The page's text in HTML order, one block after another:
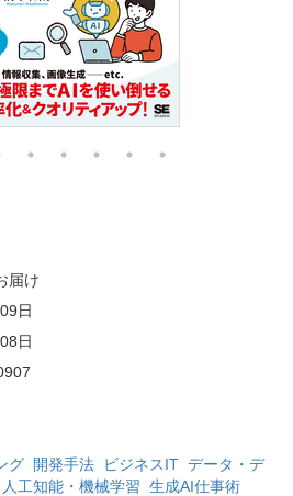
届け
日
日
グ 開発手法 ビジネスIT データ・デ
人工知能・機械学習 生成AI仕事術